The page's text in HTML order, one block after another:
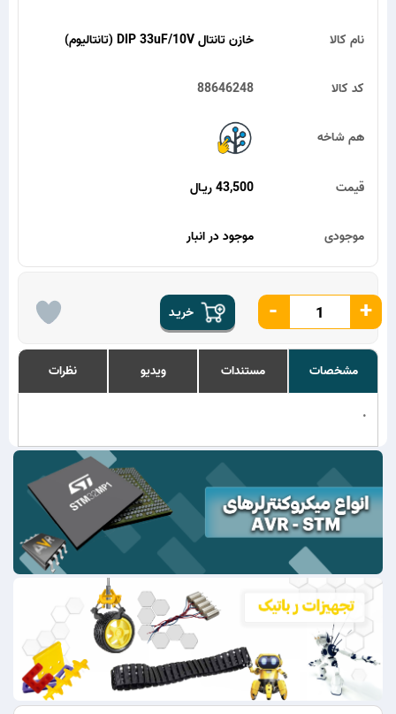
خازن تانتال DIP 33uF/10V (تانتالیوم) نام کالا
88646248 کد کالا
هم شاخه
43,500 ریـال قیمت
موجود در انبار موجودی
خریـد - +
مشخصات مستندات ویدیو نظرات
.